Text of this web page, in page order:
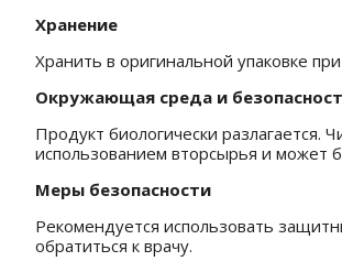
Хранение
Хранить в оригинальной упаковке
Окружающая среда и
Продукт биологически разлагается.
использованием вторсырья и может
Меры безопасности
Рекомендуется использовать
обратиться к врачу.